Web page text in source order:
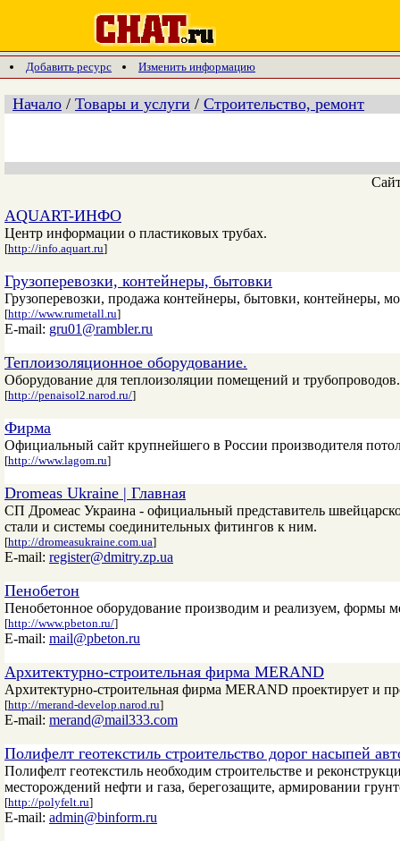
Добавить ресурс Изменить информацию
Начало / Товары и услуги / Строительство, ремонт
AQUART-ИНФО
Центр информации о пластиковых трубах.
[http://info.aquart.ru]
Грузоперевозки, контейнеры, бытовки
Грузоперевозки, продажа контейнеры, бытовки, контейнеры,
[http://www.rumetall.ru]
E-mail: gru01@rambler.ru
Теплоизоляционное оборудование.
Оборудование для теплоизоляции помещений и трубопроводов.
[http://penaisol2.narod.ru/]
Фирма
Официальный сайт крупнейшего в России производителя
[http://www.lagom.ru]
Dromeas Ukraine | Главная
СП Дромеас Украина - официальный представитель
стали и системы соединительных фитингов к ним.
[http://dromeasukraine.com.ua]
E-mail: register@dmitry.zp.ua
Пенобетон
Пенобетонное оборудование производим и реализуем, формы
[http://www.pbeton.ru/]
E-mail: mail@pbeton.ru
Архитектурно-строительная фирма MERAND
Архитектурно-строительная фирма MERAND проектирует и
[http://merand-develop.narod.ru]
E-mail: merand@mail333.com
Полифелт геотекстиль строительство дорог насыпей
Полифелт геотекстиль необходим строительстве и
месторождений нефти и газа, берегозащите, армировании
[http://polyfelt.ru]
E-mail: admin@binform.ru